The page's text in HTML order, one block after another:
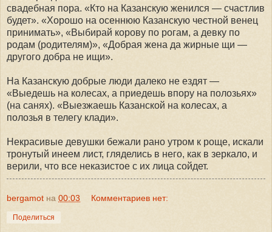
свадебная пора. «Кто на Казанскую женился — счастлив
будет». «Хорошо на осеннюю Казанскую честной венец
принимать», «Выбирай корову по рогам, а девку по
родам (родителям)», «Добрая жена да жирные щи —
другого добра не ищи».
На Казанскую добрые люди далеко не ездят —
«Выедешь на колесах, а приедешь впору на полозьях»
(на санях). «Выезжаешь Казанской на колесах, а
полозья в телегу клади».
Некрасивые девушки бежали рано утром к роще, искали
тронутый инеем лист, гляделись в него, как в зеркало, и
верили, что все неказистое с их лица сойдет.
bergamot на 00:03 Комментариев нет:
Поделиться